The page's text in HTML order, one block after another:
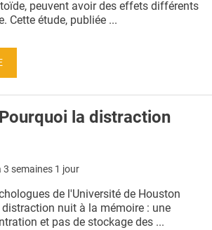
peuvent avoir des effets différents
Cette étude, publiée ...
la distraction
3 semaines 1 jour
de l'Université de Houston
nuit à la mémoire : une
et pas de stockage des ...